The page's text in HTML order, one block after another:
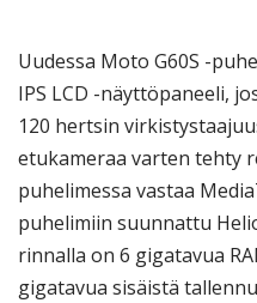
Uudessa Moto G60S -
IPS LCD -näyttöpaneeli,
120 hertsin
etukameraa varten tehty
puhelimessa vastaa
puhelimiin suunnattu
rinnalla on 6 gigatavua
gigatavua sisäistä